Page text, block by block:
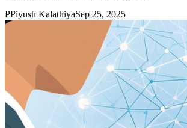
PPiyush KalathiyaSep 25, 2025